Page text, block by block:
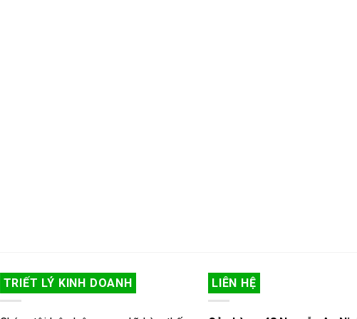
TRIẾT LÝ KINH DOANH LIÊN HỆ